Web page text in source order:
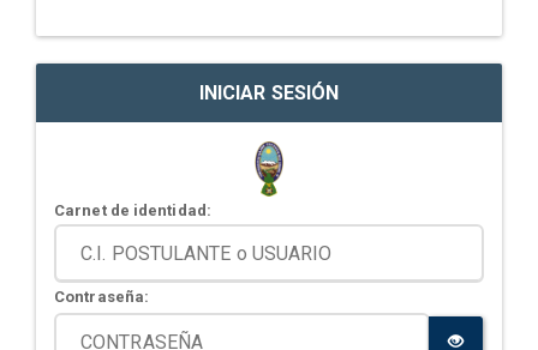
INICIAR SESIÓN
Carnet de identidad:
Contraseña: